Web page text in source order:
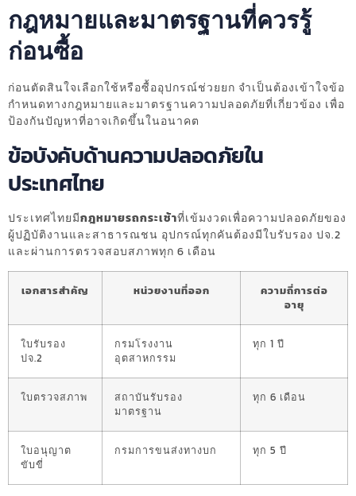
กฎหมายและมาตรฐานที่ควรรู้
ก่อนซื้อ
ก่อนตัดสินใจเลือกใช้หรือซื้ออุปกรณ์ช่วยยก จำเป็นต้องเข้าใจข้อ
กำหนดทางกฎหมายและมาตรฐานความปลอดภัยที่เกี่ยวข้อง เพื่อ
ป้องกันปัญหาที่อาจเกิดขึ้นในอนาคต
ข้อบังคับด้านความปลอดภัยใน
ประเทศไทย
ประเทศไทยมีกฎหมายรถกระเช้าที่เข้มงวดเพื่อความปลอดภัยของ
ผู้ปฏิบัติงานและสาธารณชน อุปกรณ์ทุกคันต้องมีใบรับรอง ปจ.2
และผ่านการตรวจสอบสภาพทุก 6 เดือน
เอกสารสำคัญ หน่วยงานที่ออก
ความถี่การต่อ
อายุ
ใบรับรอง
ปจ.2
กรมโรงงาน
อุตสาหกรรม
ทุก 1 ปี
ใบตรวจสภาพ
สถาบันรับรอง
มาตรฐาน
ทุก 6 เดือน
ใบอนุญาต
ขับขี่
กรมการขนส่งทางบก ทุก 5 ปี